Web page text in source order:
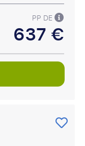
PP DE
637 €